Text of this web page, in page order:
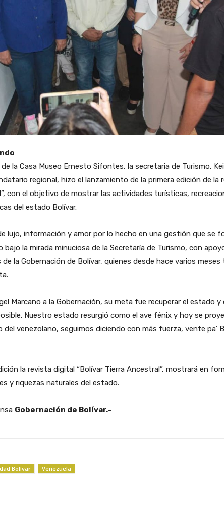
la Casa Museo Ernesto Sifontes, la secretaria de Turismo,
regional, hizo el lanzamiento de la primera edición de la
con el objetivo de mostrar las actividades turísticas,
del estado Bolívar.
lujo, información y amor por lo hecho en una gestión que se
la mirada minuciosa de la Secretaría de Turismo, con
la Gobernación de Bolívar, quienes desde hace varios
Marcano a la Gobernación, su meta fue recuperar el estado
Nuestro estado resurgió como el ave fénix y hoy se
venezolano, seguimos diciendo con más fuerza, vente pa’
la revista digital “Bolívar Tierra Ancestral”, mostrará en
y riquezas naturales del estado.
Gobernación de Bolívar.-
Bolívar Venezuela